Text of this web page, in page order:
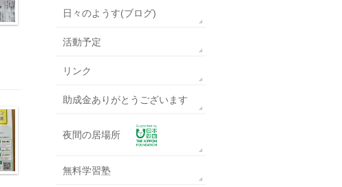
日々のようす(ブログ)
活動予定
リンク
助成金ありがとうございます
夜間の居場所
無料学習塾